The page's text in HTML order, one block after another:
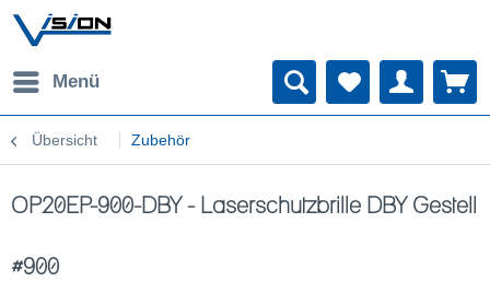
Menü
Übersicht Zubehör
OP20EP-900-DBY - Laserschutzbrille DBY Gestell
#900